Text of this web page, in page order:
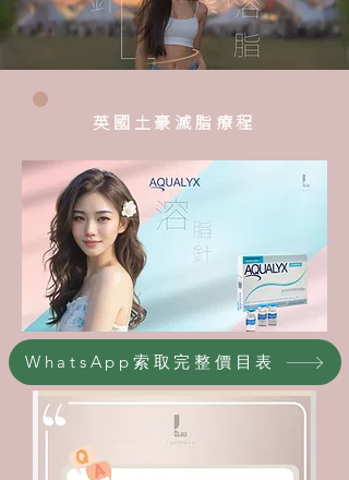
英國土豪滅脂療程
WhatsApp索取完整價目表